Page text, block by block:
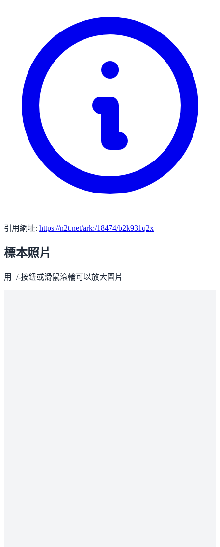
引用網址: https://n2t.net/ark:/18474/b2k931q2x
標本照片
用+/-按鈕或滑鼠滾輪可以放大圖片